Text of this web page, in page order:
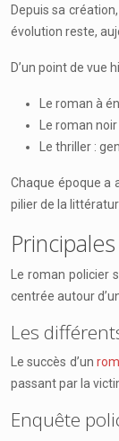
Depuis sa
évolution reste,
D’un point de vue
Le roman à
Le roman
Le thriller :
Chaque époque a
pilier de la
Le roman
centrée autour
Les
Le succès d’un
passant par la
Enquête